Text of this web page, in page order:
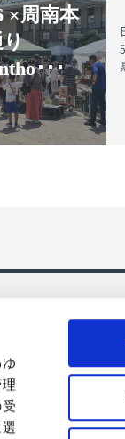
×周南本
り
･･･
コアレックスの